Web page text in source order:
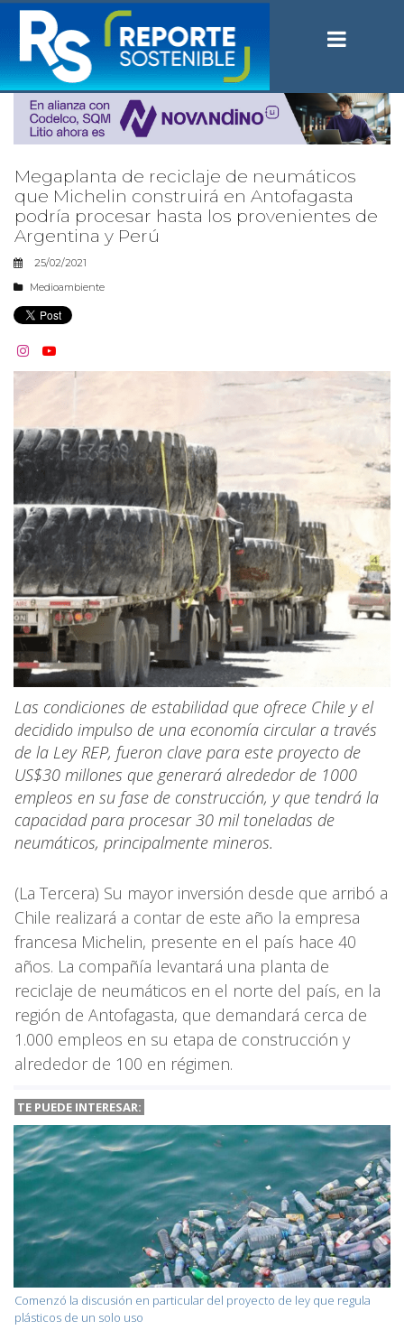
Megaplanta de reciclaje de neumáticos
que Michelin construirá en Antofagasta
podría procesar hasta los provenientes de
Argentina y Perú
25/02/2021
Medioambiente
 
Las condiciones de estabilidad que ofrece Chile y el
decidido impulso de una economía circular a través
de la Ley REP, fueron clave para este proyecto de
US$30 millones que generará alrededor de 1000
empleos en su fase de construcción, y que tendrá la
capacidad para procesar 30 mil toneladas de
neumáticos, principalmente mineros.
(La Tercera) Su mayor inversión desde que arribó a
Chile realizará a contar de este año la empresa
francesa Michelin, presente en el país hace 40
años. La compañía levantará una planta de
reciclaje de neumáticos en el norte del país, en la
región de Antofagasta, que demandará cerca de
1.000 empleos en su etapa de construcción y
alrededor de 100 en régimen.
TE PUEDE INTERESAR:
Comenzó la discusión en particular del proyecto de ley que regula
plásticos de un solo uso